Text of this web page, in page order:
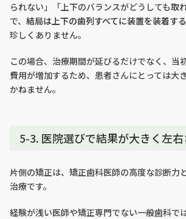
られない」「上下のバランスがどうしても取
で、 結局は上下の歯列すべてに装置を装着す
珍しくありません。
この場合、治療期間が延びるだけでなく、当
費用が増加するため、患者さんにとっては大
かねません。
5-3. 医院選びで結果が大きく左
片側の矯正は、矯正歯科医師の高度な診断力
治療です。
経験が浅い医師や矯正専門でない一般歯科では